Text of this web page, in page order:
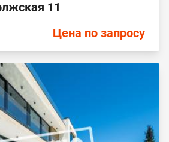
11
Цена по запросу